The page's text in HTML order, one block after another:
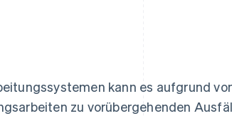
kann es aufgrund
zu vorübergehenden